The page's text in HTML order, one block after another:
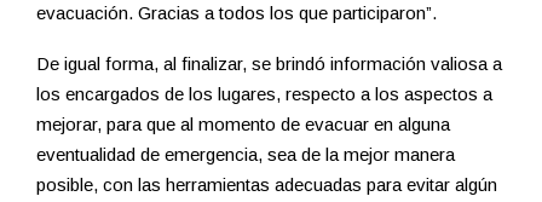
evacuación. Gracias a todos los que participaron”.
De igual forma, al finalizar, se brindó información valiosa a
los encargados de los lugares, respecto a los aspectos a
mejorar, para que al momento de evacuar en alguna
eventualidad de emergencia, sea de la mejor manera
posible, con las herramientas adecuadas para evitar algún